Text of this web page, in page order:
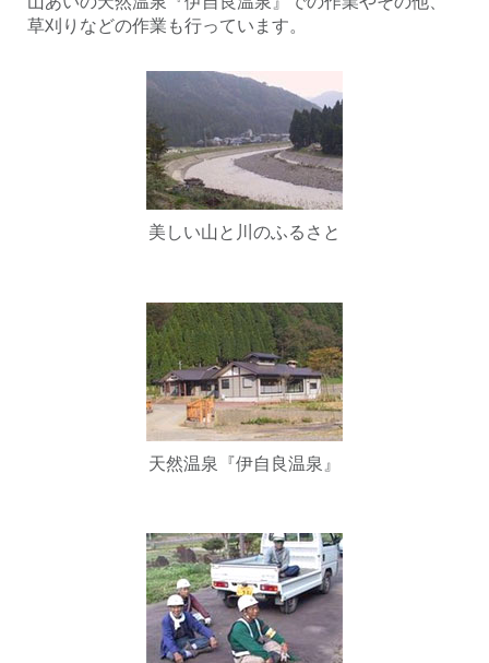
草刈りなどの作業も行っています。
美しい山と川のふるさと
天然温泉『伊自良温泉』